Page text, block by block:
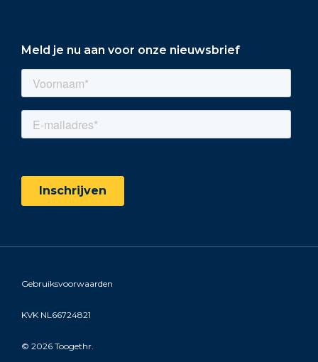
Meld je nu aan voor onze nieuwsbrief
Gebruiksvoorwaarden
KVK NL66724821
© 2026 Toogethr.